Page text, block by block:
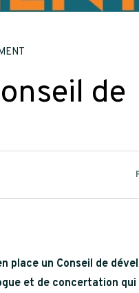
de
place un Conseil de
et de concertation qui